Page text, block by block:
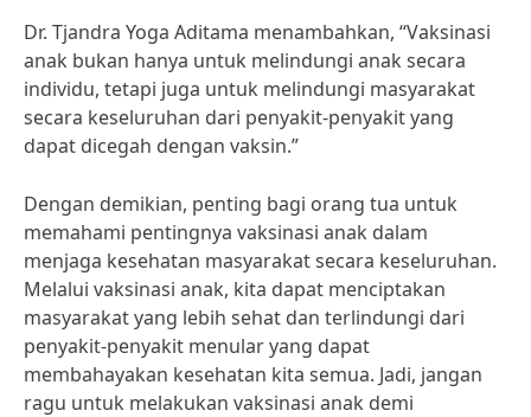
Dr. Tjandra Yoga Aditama menambahkan, “Vaksinasi
anak bukan hanya untuk melindungi anak secara
individu, tetapi juga untuk melindungi masyarakat
secara keseluruhan dari penyakit-penyakit yang
dapat dicegah dengan vaksin.”
Dengan demikian, penting bagi orang tua untuk
memahami pentingnya vaksinasi anak dalam
menjaga kesehatan masyarakat secara keseluruhan.
Melalui vaksinasi anak, kita dapat menciptakan
masyarakat yang lebih sehat dan terlindungi dari
penyakit-penyakit menular yang dapat
membahayakan kesehatan kita semua. Jadi, jangan
ragu untuk melakukan vaksinasi anak demi